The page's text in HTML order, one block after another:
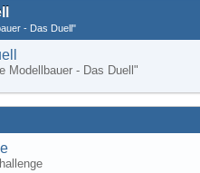
- Das Duell"
Modellbauer - Das Duell"